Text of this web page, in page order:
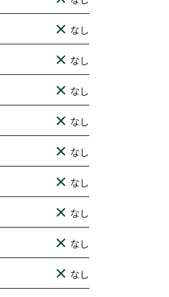
なし
なし
なし
なし
なし
なし
なし
なし
なし